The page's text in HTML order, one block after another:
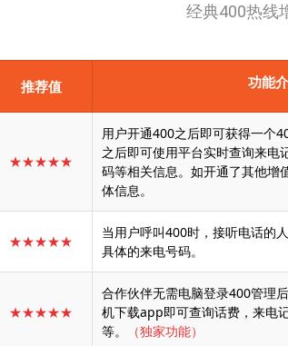
经典400热线
推荐值 功能
★★★★★
用户开通400之后即可获得一个
之后即可使用平台实时查询来电
码等相关信息。如开通了其他增
体信息。
★★★★★
当用户呼叫400时，接听电话的
具体的来电号码。
★★★★★
合作伙伴无需电脑登录400管理
机下载app即可查询话费，来电
等。
（独家功能）